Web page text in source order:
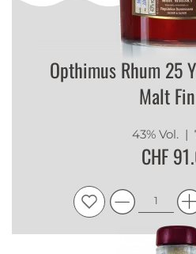
Opthimus Rhum 25
Malt
43% Vol. |
CHF